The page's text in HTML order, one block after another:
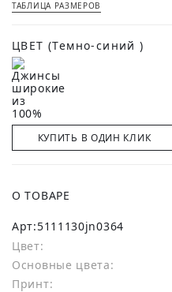
ТАБЛИЦА РАЗМЕРОВ
ЦВЕТ (Темно-синий )
КУПИТЬ В ОДИН КЛИК
О ТОВАРЕ
Арт:5111130jn0364
Цвет:
Основные цвета:
Принт: